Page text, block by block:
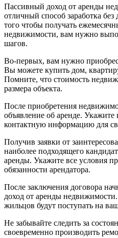
Пассивный доход от аренды
отличный способ заработка
того чтобы получать
недвижимости, вам нужно
шагов.
Во-первых, вам нужно
Вы можете купить дом,
Помните, что стоимость
размера объекта.
После приобретения
объявление об аренде. Укажите
контактную информацию для
Получив заявки от
наиболее подходящего
аренды. Укажите все условия
обязанности арендатора.
После заключения договора
доход от аренды
жильцов будут поступать на
Не забывайте следить за
своевременно производить